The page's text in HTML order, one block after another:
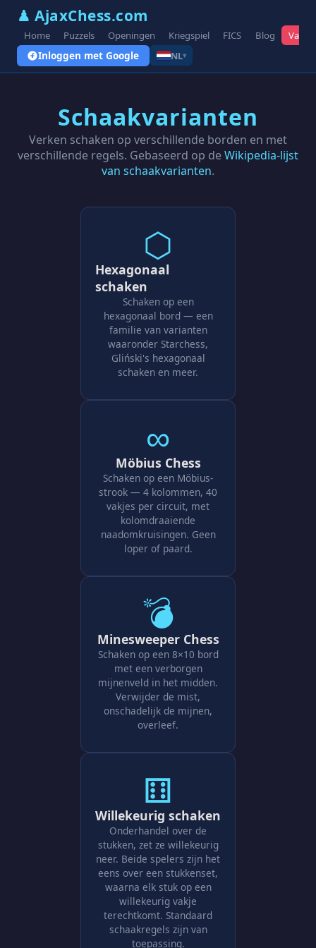
♟ AjaxChess.com
Home Puzzels Openingen Kriegspiel FICS Blog
Inloggen met Google NL▾
Schaakvarianten
Verken schaken op verschillende borden en met
verschillende regels. Gebaseerd op de Wikipedia-lijst
van schaakvarianten.
⬡
Hexagonaal
schaken
Schaken op een
hexagonaal bord — een
familie van varianten
waaronder Starchess,
Gliński's hexagonaal
schaken en meer.
∞
Möbius Chess
Schaken op een Möbius-
strook — 4 kolommen, 40
vakjes per circuit, met
kolomdraaiende
naadomkruisingen. Geen
loper of paard.
💣
Minesweeper Chess
Schaken op een 8×10 bord
met een verborgen
mijnenveld in het midden.
Verwijder de mist,
onschadelijk de mijnen,
overleef.
⚅
Willekeurig schaken
Onderhandel over de
stukken, zet ze willekeurig
neer. Beide spelers zijn het
eens over een stukkenset,
waarna elk stuk op een
willekeurig vakje
terechtkomt. Standaard
schaakregels zijn van
toepassing.